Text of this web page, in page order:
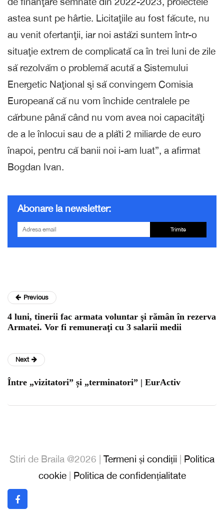
astea sunt pe hârtie. Licitaţiile au fost făcute, nu
au venit ofertanţii, iar noi astăzi suntem într-o
situaţie extrem de complicată ca în trei luni de zile
să rezolvăm o problemă acută a Sistemului
Energetic Naţional şi să convingem Comisia
Europeană că nu vom închide centralele pe
cărbune până când nu vom avea noi capacităţi
de a le înlocui sau de a plăti 2 miliarde de euro
înapoi, pentru că banii noi i-am luat”, a afirmat
Bogdan Ivan.
Abonare la newsletter:
Trimite
Previous
4 luni, tinerii fac armata voluntar şi rămân în rezerva
Armatei. Vor fi remuneraţi cu 3 salarii medii
Next
Între „vizitatori” și „terminatori” | EurActiv
Stiri de Braila @2026 | Termeni și condiții
Politica
cookie| Politica de confidențialitate